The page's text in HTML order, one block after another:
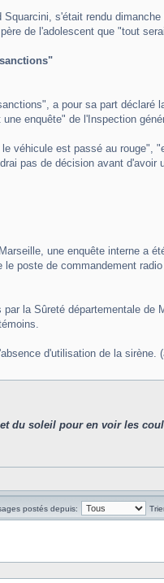
s'était rendu
de l'adolescent que "tout
a pour sa part
enquête" de l'Inspection
véhicule est passé au
pas de décision avant
une enquête interne a
le poste de commandement
la Sûreté départementale
d'utilisation de la sirène.
du soleil pour en voir les
postés depuis: